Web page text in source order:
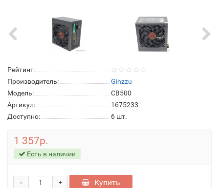
Рейтинг:
Производитель:
Ginzzu
Модель:
CB500
Артикул:
1675233
Доступно:
6 шт.
1 357р.
Есть в наличии
+
- Купить